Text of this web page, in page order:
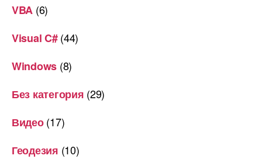
VBA (6)
Visual C#(44)
Windows (8)
Без категория (29)
Видео(17)
Геодезия (10)